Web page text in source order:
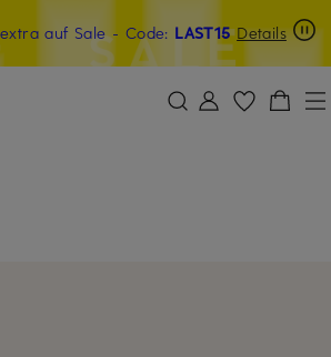
ZUM SUCHFELD ÜBERSPRINGEN
auf Sale- Code: LAST15 Details
mit Beyond sichern